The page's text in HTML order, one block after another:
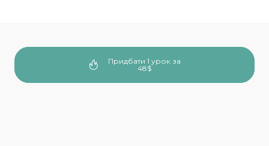
Придбати 1 урок за
48$